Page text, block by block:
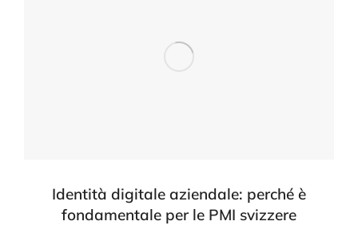
Identità digitale aziendale: perché è
fondamentale per le PMI svizzere